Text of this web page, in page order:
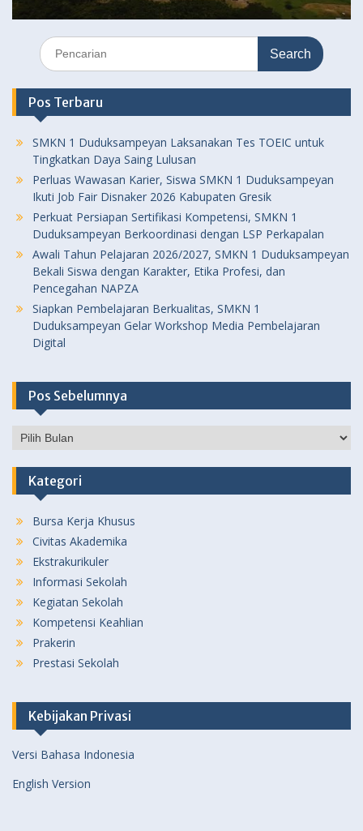
Search
for:
Pos Terbaru
SMKN 1 Duduksampeyan Laksanakan Tes TOEIC untuk
Tingkatkan Daya Saing Lulusan
Perluas Wawasan Karier, Siswa SMKN 1 Duduksampeyan
Ikuti Job Fair Disnaker 2026 Kabupaten Gresik
Perkuat Persiapan Sertifikasi Kompetensi, SMKN 1
Duduksampeyan Berkoordinasi dengan LSP Perkapalan
Awali Tahun Pelajaran 2026/2027, SMKN 1 Duduksampeyan
Bekali Siswa dengan Karakter, Etika Profesi, dan
Pencegahan NAPZA
Siapkan Pembelajaran Berkualitas, SMKN 1
Duduksampeyan Gelar Workshop Media Pembelajaran
Digital
Pos Sebelumnya
Pos
Kategori
Bursa Kerja Khusus
Civitas Akademika
Ekstrakurikuler
Informasi Sekolah
Kegiatan Sekolah
Kompetensi Keahlian
Prakerin
Prestasi Sekolah
Kebijakan Privasi
Versi Bahasa Indonesia
English Version